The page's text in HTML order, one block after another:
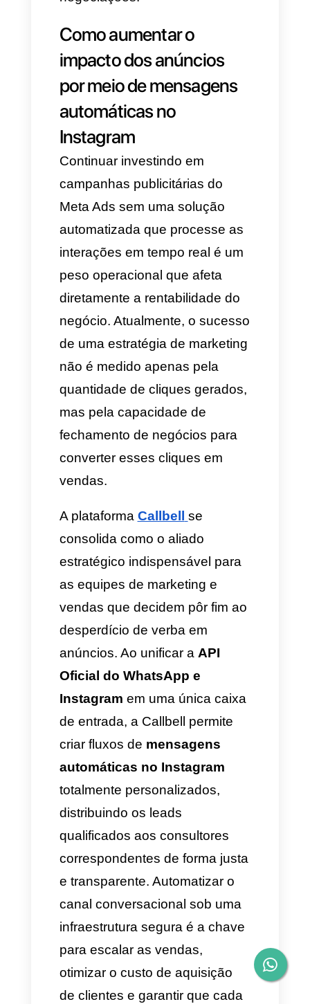
novidade; é uma decisão
estratégica que impacta
diretamente os resultados
financeiros da empresa. Ao
integrar asmensagens
automáticas no Instagram
negócio adquire vantagens
competitivas imediatas:
1. Retenção do
orçamento publicitário
Quando campanhas são
mantidas sob gestão manual, a
demora na resposta pode
provocar a perda de até 40%
dos clientes, que abandonam o
Ao ativar a automação, a
leadsaumenta
exponencialmente no primeiro
contato. Isso garante que cada
usuário que interage com o
anúncio receba atendimento
instantâneo, assegurando que
o orçamento de marketing não
seja desperdiçado.
2. Redução do Tempo
Médio de Resposta
(TMR)
Bots e assistentes virtuais
respondem em menos de dois
segundos e funcionam 24/7.